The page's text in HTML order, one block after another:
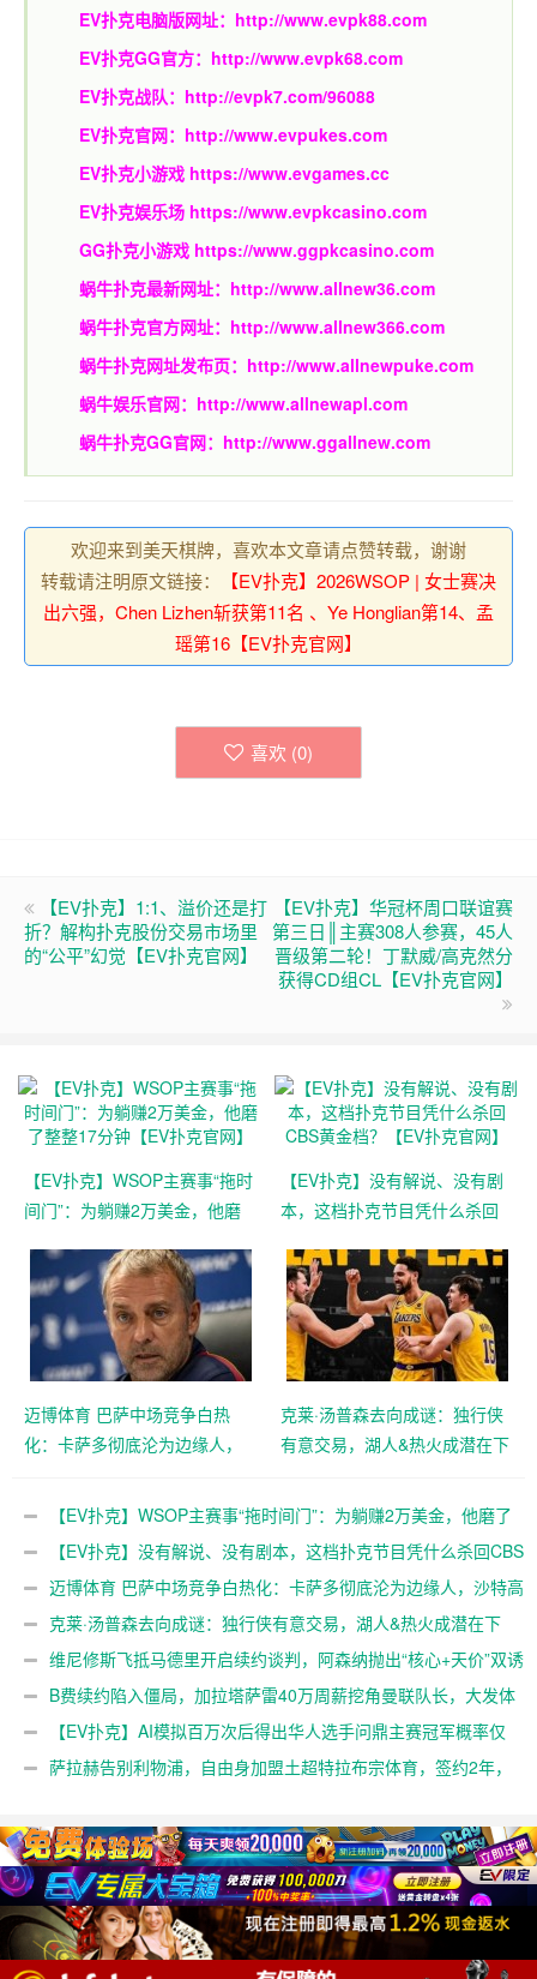
EV扑克电脑版网址： http://www.evpk88.com
EV扑克GG官方： http://www.evpk68.com
EV扑克战队： http://evpk7.com/96088
EV扑克官网： http://www.evpukes.com
EV扑克小游戏 https://www.evgames.cc
EV扑克娱乐场 https://www.evpkcasino.com
GG扑克小游戏 https://www.ggpkcasino.com
蜗牛扑克最新网址： http://www.allnew36.com
蜗牛扑克官方网址： http://www.allnew366.com
蜗牛扑克网址发布页： http://www.allnewpuke.com
蜗牛娱乐官网： http://www.allnewapl.com
蜗牛扑克GG官网： http://www.ggallnew.com
欢迎来到美天棋牌，喜欢本文章请点赞转载，谢谢
转载请注明原文链接：
【EV扑克】2026WSOP | 女士赛决
出六强，Chen Lizhen斩获第11名 、Ye Honglian第14、孟
瑶第16【EV扑克官网】
喜欢 (0)
【EV扑克】1:1、溢价还是打
折？解构扑克股份交易市场里
的“公平”幻觉【EV扑克官网】
【EV扑克】华冠杯周口联谊赛
第三日║主赛308人参赛，45人
晋级第二轮！丁默威/高克然分
获得CD组CL【EV扑克官网】
【EV扑克】WSOP主赛事“拖时
间门”：为躺赚2万美金，他磨
【EV扑克】没有解说、没有剧
本，这档扑克节目凭什么杀回
迈博体育 巴萨中场竞争白热
化：卡萨多彻底沦为边缘人，
【EV扑克官网】
克莱·汤普森去向成谜：独行侠
有意交易，湖人&热火成潜在下
路！【EV扑克官网】
【EV扑克】WSOP主赛事“拖时间门”：为躺赚2万美金，他磨了
整整17分钟【EV扑克官网】
【EV扑克】没有解说、没有剧本，这档扑克节目凭什么杀回CBS
黄金档？【EV扑克官网】
迈博体育 巴萨中场竞争白热化：卡萨多彻底沦为边缘人，沙特高
薪邀约引发去留两难【EV扑克官网】
克莱·汤普森去向成谜：独行侠有意交易，湖人&热火成潜在下
家，大发体育助力你的致富之路！【EV扑克官网】
维尼修斯飞抵马德里开启续约谈判，阿森纳抛出“核心+天价”双诱
惑，大发体育助力你的致富之路！【EV扑克官网】
B费续约陷入僵局，加拉塔萨雷40万周薪挖角曼联队长，大发体
育助力你的致富之路！【EV扑克官网】
【EV扑克】AI模拟百万次后得出华人选手问鼎主赛冠军概率仅
3%【EV扑克官网】
萨拉赫告别利物浦，自由身加盟土超特拉布宗体育，签约2年，